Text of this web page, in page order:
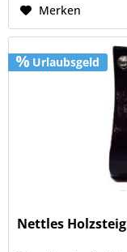
Merken
Urlaubsgeld
Nettles